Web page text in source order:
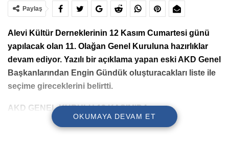
Paylaş
Alevi Kültür Derneklerinin 12 Kasım Cumartesi günü
yapılacak olan 11. Olağan Genel Kuruluna hazırlıklar
devam ediyor. Yazılı bir açıklama yapan eski AKD Genel
Başkanlarından Engin Gündük oluşturacakları liste ile
seçime gireceklerini belirtti.
AKD GENEL KURULU 12 KASIM’DA
Alevi Kültür Derneklerinin 11. Olağan Genel
OKUMAYA DEVAM ET